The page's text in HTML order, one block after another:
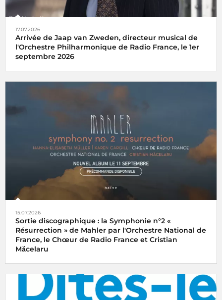
17.07.2026
Arrivée de Jaap van Zweden, directeur musical de
l'Orchestre Philharmonique de Radio France, le 1er
septembre 2026
15.07.2026
Sortie discographique : la Symphonie n°2 «
Résurrection » de Mahler par l'Orchestre National de
France, le Chœur de Radio France et Cristian
Măcelaru